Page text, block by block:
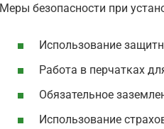
Меры безопасности при
Использование
Работа в перчатках
Обязательное
Использование